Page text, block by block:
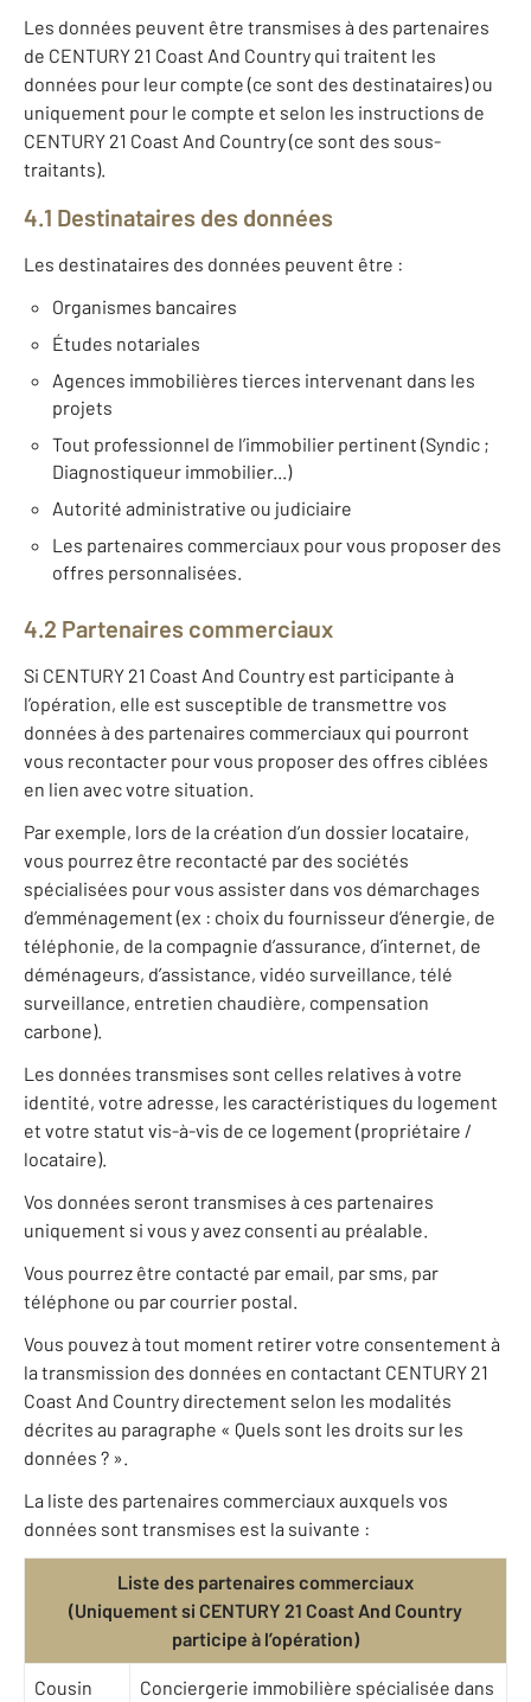
Les données peuvent être transmises à des partenaires
de CENTURY 21 Coast And Country qui traitent les
données pour leur compte (ce sont des destinataires) ou
uniquement pour le compte et selon les instructions de
CENTURY 21 Coast And Country (ce sont des sous-
traitants).
4.1 Destinataires des données
Les destinataires des données peuvent être :
Organismes bancaires
Études notariales
Agences immobilières tierces intervenant dans les
projets
Tout professionnel de l’immobilier pertinent (Syndic ;
Diagnostiqueur immobilier...)
Autorité administrative ou judiciaire
Les partenaires commerciaux pour vous proposer des
offres personnalisées.
4.2 Partenaires commerciaux
Si CENTURY 21 Coast And Country est participante à
l’opération, elle est susceptible de transmettre vos
données à des partenaires commerciaux qui pourront
vous recontacter pour vous proposer des offres ciblées
en lien avec votre situation.
Par exemple, lors de la création d’un dossier locataire,
vous pourrez être recontacté par des sociétés
spécialisées pour vous assister dans vos démarchages
d’emménagement (ex : choix du fournisseur d’énergie, de
téléphonie, de la compagnie d’assurance, d’internet, de
déménageurs, d’assistance, vidéo surveillance, télé
surveillance, entretien chaudière, compensation
carbone).
Les données transmises sont celles relatives à votre
identité, votre adresse, les caractéristiques du logement
et votre statut vis-à-vis de ce logement (propriétaire /
locataire).
Vos données seront transmises à ces partenaires
uniquement si vous y avez consenti au préalable.
Vous pourrez être contacté par email, par sms, par
téléphone ou par courrier postal.
Vous pouvez à tout moment retirer votre consentement à
la transmission des données en contactant CENTURY 21
Coast And Country directement selon les modalités
décrites au paragraphe « Quels sont les droits sur les
données ? ».
La liste des partenaires commerciaux auxquels vos
données sont transmises est la suivante :
Liste des partenaires commerciaux
(Uniquement si CENTURY 21 Coast And Country
participe à l’opération)
Cousin
Conciergerie immobilière spécialisée dans